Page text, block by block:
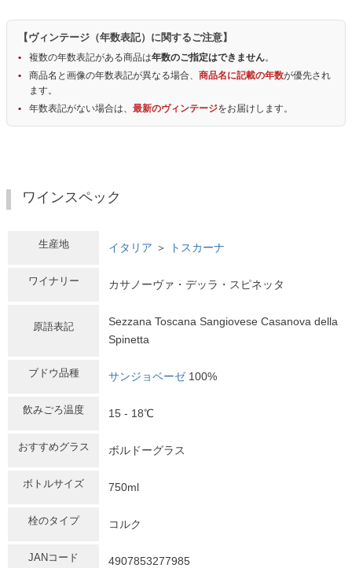
【ヴィンテージ（年数表記）に関するご注意】
複数の年数表記がある商品は年数のご指定はできません。
商品名と画像の年数表記が異なる場合、 商品名に記載の年数が優先され
ます。
年数表記がない場合は、 最新のヴィンテージをお届けします。
ワインスペック
生産地 イタリア ＞ トスカーナ
ワイナリー カサノーヴァ・デッラ・スピネッタ
原語表記
Sezzana Toscana Sangiovese Casanova della
Spinetta
ブドウ品種 サンジョベーゼ100%
飲みごろ温度 15 - 18℃
おすすめグラス ボルドーグラス
ボトルサイズ 750ml
栓のタイプ コルク
JANコード 4907853277985